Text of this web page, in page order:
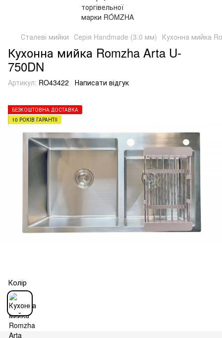
Сталеві мийки Серія Handmade (3.0 мм) Кухонна мийка
Кухонна мийка Romzha Arta U-
750DN
Артикул: RO43422 Написати відгук
БЕЗКОШТОВНА ДОСТАВКА
10 РОКІВ ГАРАНТІЇ
Колір